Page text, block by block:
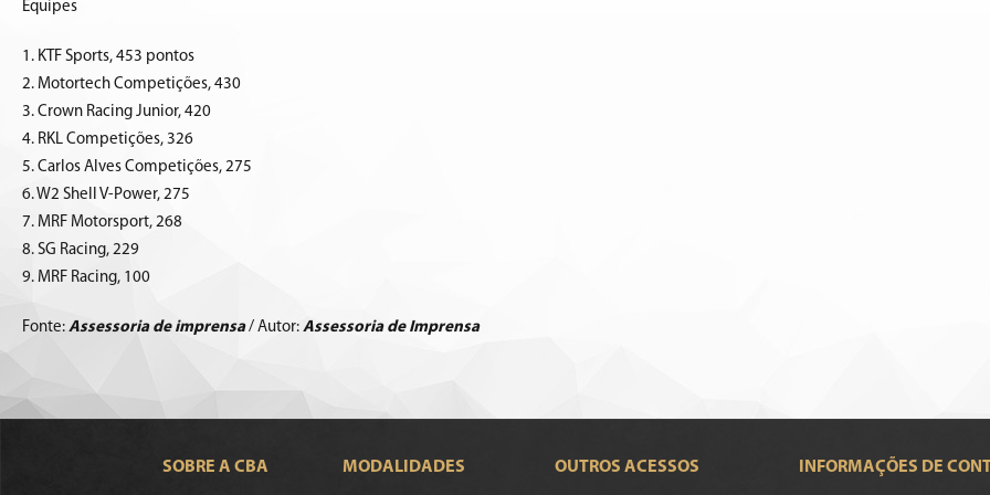
Equipes
1. KTF Sports, 453 pontos
2. Motortech Competições, 430
3. Crown Racing Junior, 420
4. RKL Competições, 326
5. Carlos Alves Competições, 275
6. W2 Shell V-Power, 275
7. MRF Motorsport, 268
8. SG Racing, 229
9. MRF Racing, 100
Fonte: Assessoria de imprensa/ Autor: Assessoria de Imprensa
SOBRE A CBA MODALIDADES OUTROS ACESSOS INFORMAÇÕES DE